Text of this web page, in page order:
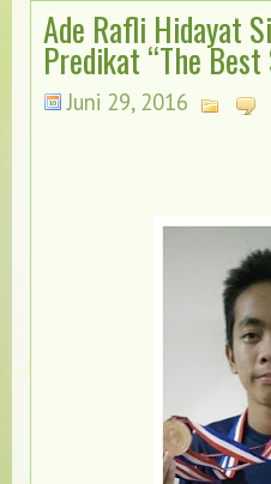
Ade Rafli Hidayat
Predikat “The
Juni 29, 2016